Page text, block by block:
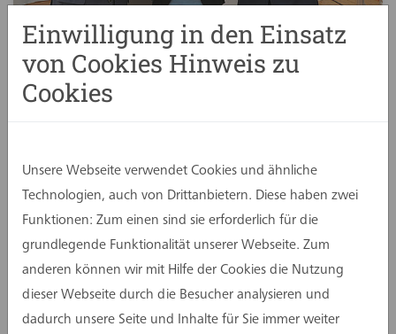
08. Oktober 2021
Erweiterung des unter
eingeweiht
Einwilligung in den Einsatz
von Cookies Hinweis zu
Cookies
Unsere Webseite verwendet Cookies und ähnliche
Technologien, auch von Drittanbietern. Diese haben zwei
Funktionen: Zum einen sind sie erforderlich für die
grundlegende Funktionalität unserer Webseite. Zum
anderen können wir mit Hilfe der Cookies die Nutzung
dieser Webseite durch die Besucher analysieren und
dadurch unsere Seite und Inhalte für Sie immer weiter